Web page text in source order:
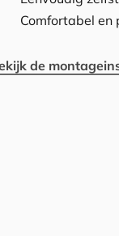
Comfortabel en
de